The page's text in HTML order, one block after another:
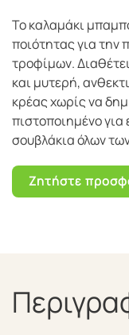
Το καλαμάκι
ποιότητας για την
τροφίμων.
και μυτερή,
κρέας χωρίς να
πιστοποιημένο για
σουβλάκια όλων
Ζητήστε